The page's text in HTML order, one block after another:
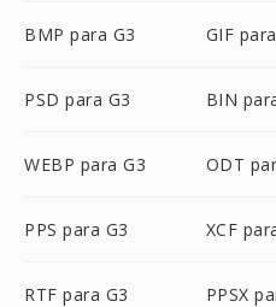
BMP para G3 GIF
PSD para G3 BIN
WEBP para G3 ODT
PPS para G3 XCF
RTF para G3 PPSX